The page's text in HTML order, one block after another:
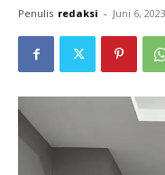
Penulis redaksi - Juni 6, 2023